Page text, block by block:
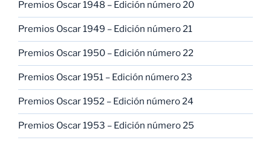
Premios Oscar 1948 – Edición número 20
Premios Oscar 1949 – Edición número 21
Premios Oscar 1950 – Edición número 22
Premios Oscar 1951 – Edición número 23
Premios Oscar 1952 – Edición número 24
Premios Oscar 1953 – Edición número 25